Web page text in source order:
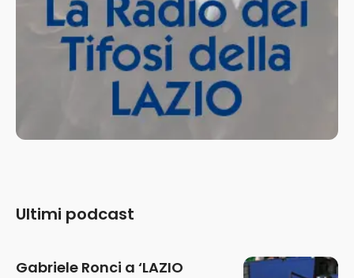
Ultimi podcast
Gabriele Ronci a ‘LAZIO